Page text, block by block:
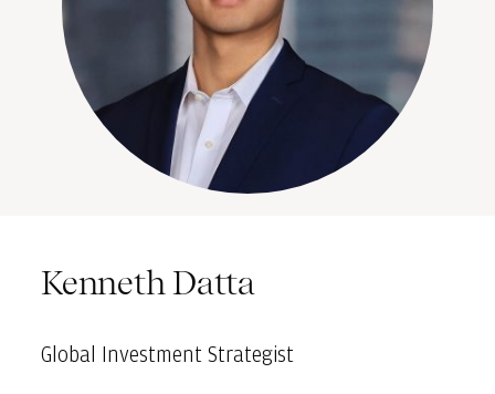
Kenneth Datta
Global Investment Strategist